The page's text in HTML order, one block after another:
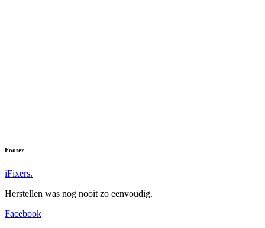
Footer
iFixers.
Herstellen was nog nooit zo eenvoudig.
Facebook